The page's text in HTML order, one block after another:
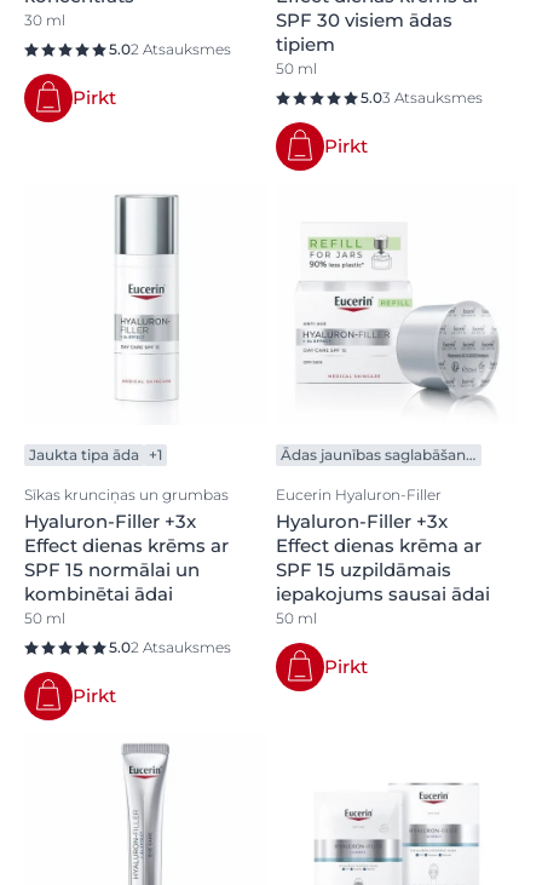
30 ml
5.02 Atsauksmes
Pirkt
SPF 30 visiem ādas
tipiem
50 ml
5.03 Atsauksmes
Pirkt
Jaukta tipa āda +1
Sīkas krunciņas un grumbas
Hyaluron-Filler +3x
Effect dienas krēms ar
SPF 15 normālai un
kombinētai ādai
50 ml
5.02 Atsauksmes
Pirkt
Ādas jaunības saglabāšanai
Eucerin Hyaluron-Filler
Hyaluron-Filler +3x
Effect dienas krēma ar
SPF 15 uzpildāmais
iepakojums sausai ādai
50 ml
Pirkt